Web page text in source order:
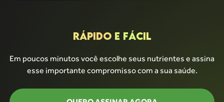
RÁPIDO E FÁCIL
Em poucos minutos você escolhe seus nutrientes e assina
esse importante compromisso com a sua saúde.